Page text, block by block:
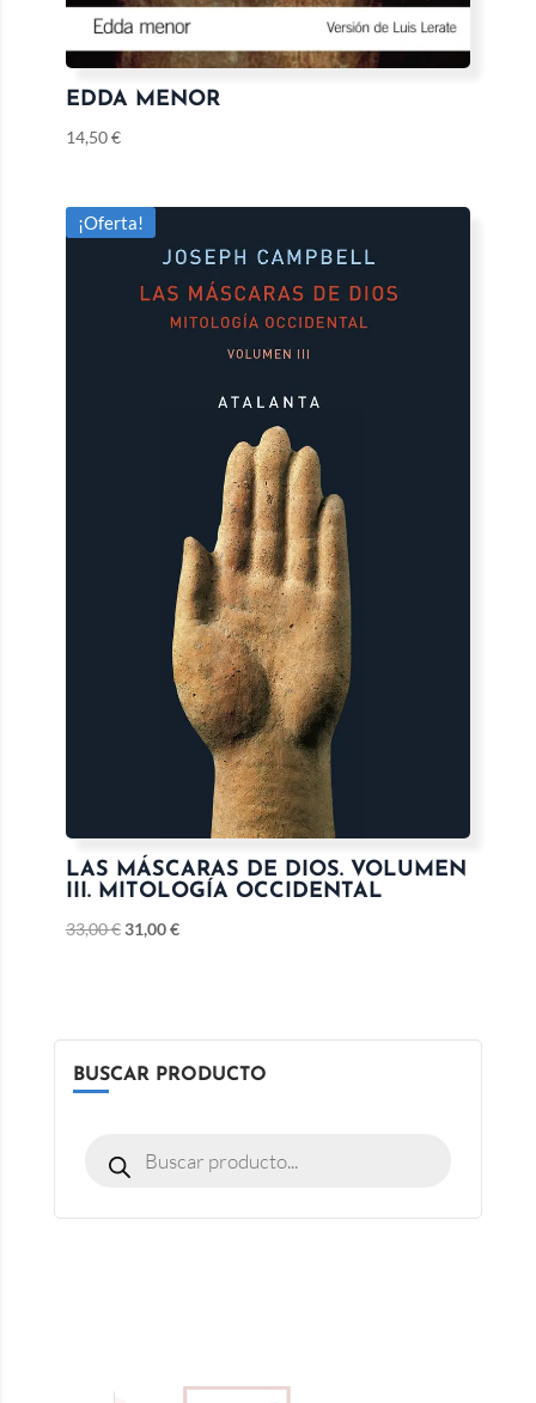
EDDA MENOR
14,50€
¡Oferta!
LAS MÁSCARAS DE DIOS. VOLUMEN
III. MITOLOGÍA OCCIDENTAL
33,00€31,00€
BUSCAR PRODUCTO